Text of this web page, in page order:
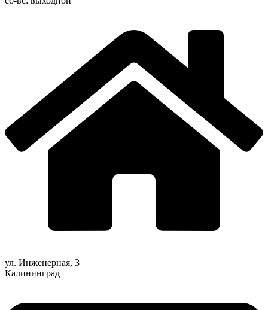
ул. Инженерная, 3
Калининград